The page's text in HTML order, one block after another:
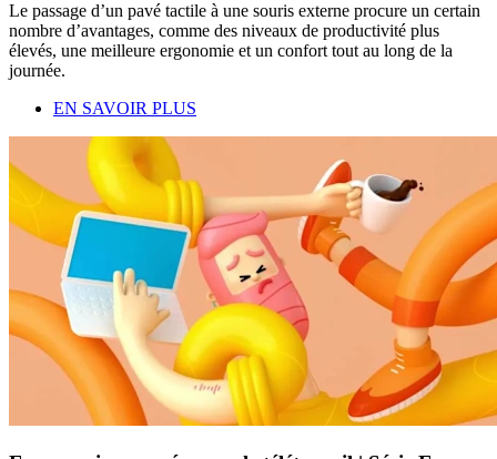
Le passage d’un pavé tactile à une souris externe procure un certain
nombre d’avantages, comme des niveaux de productivité plus
élevés, une meilleure ergonomie et un confort tout au long de la
journée.
EN SAVOIR PLUS